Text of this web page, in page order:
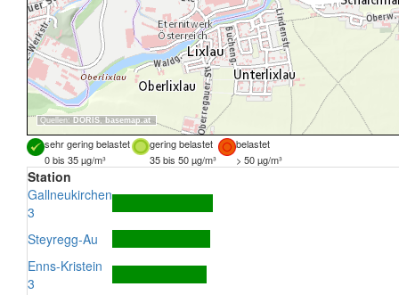
Quellen: DORIS, basemap.at
sehr gering belastet gering belastet
belastet
0 bis 35 µg/m³
35 bis 50 µg/m³ > 50 µg/m³
Station
Gallneukirchen
3
Steyregg-Au
Enns-Kristein
3